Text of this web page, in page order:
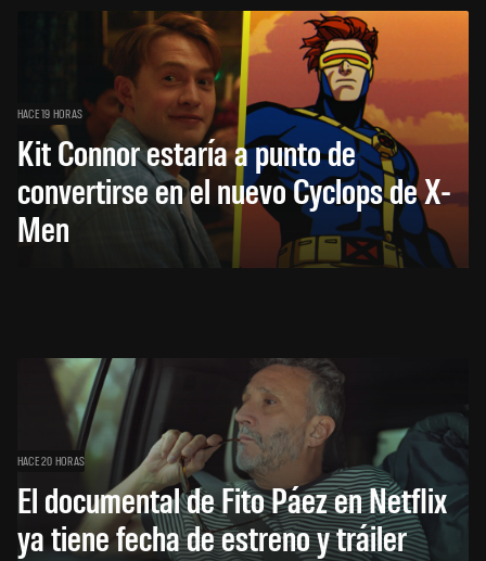
HACE 19 HORAS
Kit Connor estaría a punto de
convertirse en el nuevo Cyclops de X-
Men
HACE 20 HORAS
El documental de Fito Páez en Netflix
ya tiene fecha de estreno y tráiler